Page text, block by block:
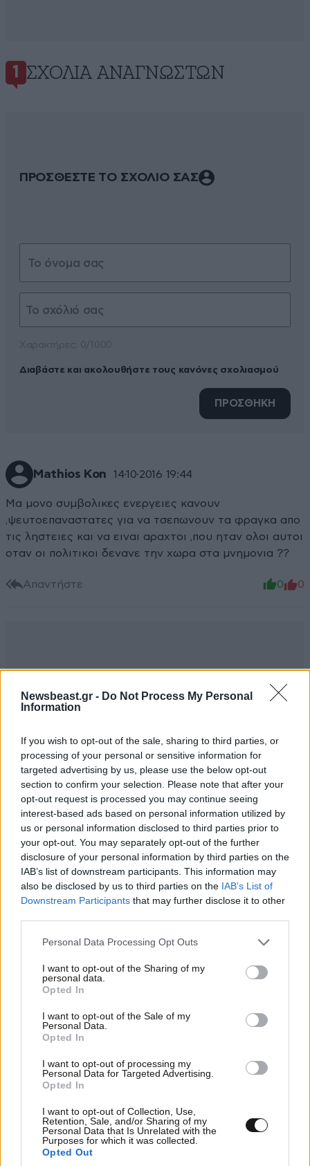
Newsbeast.gr - Do Not Process My Personal
Information
If you wish to opt-out of the sale, sharing to third parties, or
processing of your personal or sensitive information for
targeted advertising by us, please use the below opt-out
section to confirm your selection. Please note that after your
opt-out request is processed you may continue seeing
interest-based ads based on personal information utilized by
us or personal information disclosed to third parties prior to
your opt-out. You may separately opt-out of the further
disclosure of your personal information by third parties on the
IAB’s list of downstream participants. This information may
also be disclosed by us to third parties on the IAB’s List of
Downstream Participants that may further disclose it to other
Please note that this website/app uses one or more Google
not limited to your visit or usage behaviour. You may click to
grant or deny consent to Google and its third-party tags to
use your data for below specified purposes in below Google
consent section.
Personal Data Processing Opt Outs
I want to opt-out of the Sharing of my
personal data.
Opted In
I want to opt-out of the Sale of my
Personal Data.
Opted In
I want to opt-out of processing my
Personal Data for Targeted Advertising.
Opted In
I want to opt-out of Collection, Use,
Retention, Sale, and/or Sharing of my
Personal Data that Is Unrelated with the
Purposes for which it was collected.
Opted Out
1 ΣΧΌΛΙΑ ΑΝΑΓΝΩΣΤΏΝ
ΠΡΟΣΘΕΣΤΕ ΤΟ ΣΧΟΛΙΟ ΣΑΣ
Διαβάστε και ακολουθήστε τους κανόνες σχολιασμού
ΠΡΟΣΘΗΚΗ
Mathios Kon 14·10·2016 19:44
Μα μονο συμβολικες ενεργειες κανουν
,ψευτοεπαναστατες για να τσεπωνουν τα φραγκα απο
τις ληστειες και να ειναι αραχτοι ,που ηταν ολοι αυτοι
οταν οι πολιτικοι δενανε την χωρα στα μνημονια ??
Απαντήστε 0 0
TRENDING
«Κάηκε το σπίτι μας στην Ελλάδα λίγο πριν
μετακομίσουμε»: Απαρηγόρητη η οικογένεια
από τη Βρετανία που είδε το όνειρο ζωής να